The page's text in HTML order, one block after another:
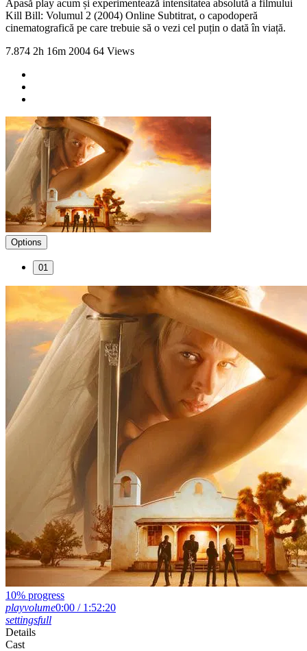
Apasă play acum și experimentează intensitatea absolută a filmului
Kill Bill: Volumul 2 (2004) Online Subtitrat, o capodoperă
cinematografică pe care trebuie să o vezi cel puțin o dată în viață.
7.874 2h 16m 2004 64 Views
Options
01
10% progress
playvolume0:00 / 1:52:20
settingsfull
Details
Cast